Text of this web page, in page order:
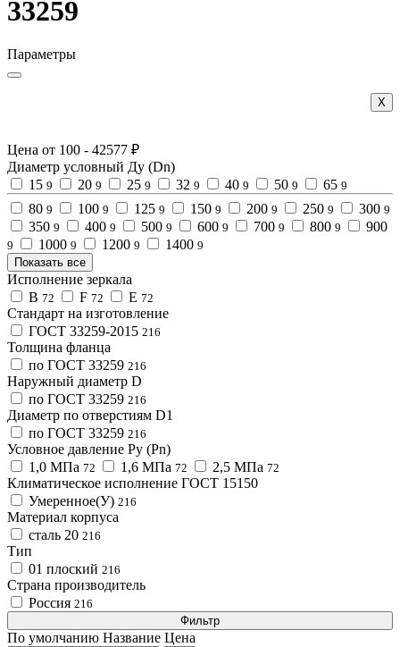
33259
Параметры
Х
Цена от 100 - 42577 ₽
Диаметр условный Ду (Dn)
15 9 20 9 25 9 32 9 40 9 50 9 65 9
80 9 100 9 125 9 150 9 200 9 250 9 300 9
350 9 400 9 500 9 600 9 700 9 800 9 900
9 1000 9 1200 9 1400 9
Показать все
Исполнение зеркала
B 72 F 72 Е 72
Стандарт на изготовление
ГОСТ 33259-2015 216
Толщина фланца
по ГОСТ 33259 216
Наружный диаметр D
по ГОСТ 33259 216
Диаметр по отверстиям D1
по ГОСТ 33259 216
Условное давление Ру (Pn)
1,0 МПа 72 1,6 МПа 72 2,5 МПа 72
Климатическое исполнение ГОСТ 15150
Умеренное(У) 216
Материал корпуса
сталь 20 216
Тип
01 плоский 216
Страна производитель
Россия 216
Фильтр
По умолчанию Название Цена